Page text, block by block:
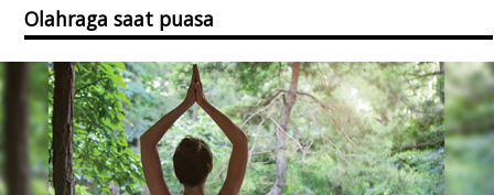
Olahraga saat puasa